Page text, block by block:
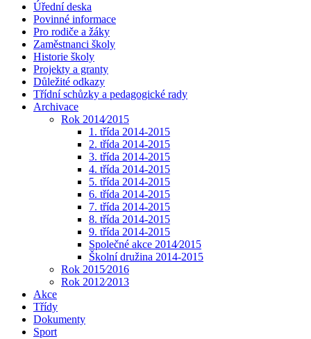
Úřední deska
Povinné informace
Pro rodiče a žáky
Zaměstnanci školy
Historie školy
Projekty a granty
Důležité odkazy
Třídní schůzky a pedagogické rady
Archivace
Rok 2014⁄2015
1. třída 2014-2015
2. třída 2014-2015
3. třída 2014-2015
4. třída 2014-2015
5. třída 2014-2015
6. třída 2014-2015
7. třída 2014-2015
8. třída 2014-2015
9. třída 2014-2015
Společné akce 2014⁄2015
Školní družina 2014-2015
Rok 2015⁄2016
Rok 2012⁄2013
Akce
Třídy
Dokumenty
Sport